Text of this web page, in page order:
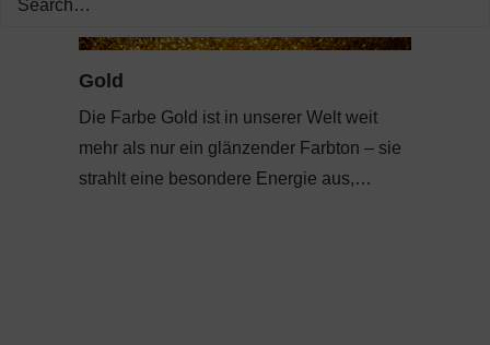
Gold
Die Farbe Gold ist in unserer Welt weit
mehr als nur ein glänzender Farbton – sie
strahlt eine besondere Energie aus,…